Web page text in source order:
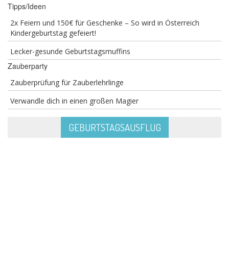
Tipps/Ideen
2x Feiern und 150€ für Geschenke – So wird in Österreich
Kindergeburtstag gefeiert!
Lecker-gesunde Geburtstagsmuffins
Zauberparty
Zauberprüfung für Zauberlehrlinge
Verwandle dich in einen großen Magier
GEBURTSTAGSAUSFLUG